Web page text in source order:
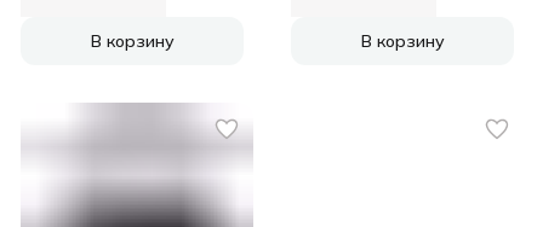
В корзину В корзину